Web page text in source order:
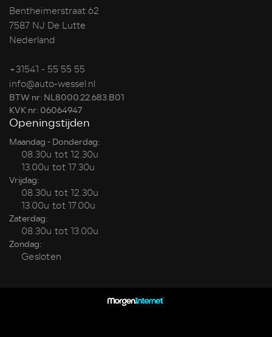
Bentheimerstraat 62
7587 NJ De Lutte
Nederland
+31541 - 55 55 55
info@auto-wessel.nl
BTW nr: NL8000.22.683.B01
KVK nr: 06064947
Openingstijden
Maandag - Donderdag:
08.30u tot 12.30u
13.00u tot 17.30u
Vrijdag:
08.30u tot 12.30u
13.00u tot 17.00u
Zaterdag:
08.30u tot 13.00u
Zondag:
Gesloten